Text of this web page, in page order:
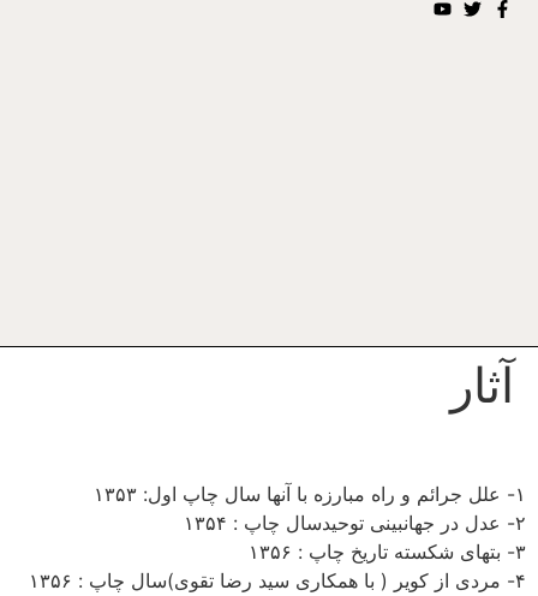
آثار
۱- علل جرائم و راه مبارزه با آنها سال چاپ اول: ۱۳۵۳
۲- عدل در جهان­بینی توحیدسال چاپ : ۱۳۵۴
۳- بتهای شکسته تاریخ چاپ : ۱۳۵۶
۴- مردی از کویر ( با همکاری سید رضا تقوی)سال چاپ : ۱۳۵۶